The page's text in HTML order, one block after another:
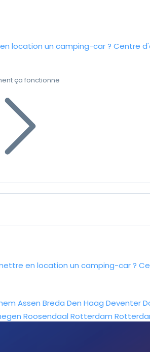
location un camping-car ? Centre
ça fonctionne
en location un camping-car ?
Assen Breda Den Haag Deventer
Roosendaal Rotterdam